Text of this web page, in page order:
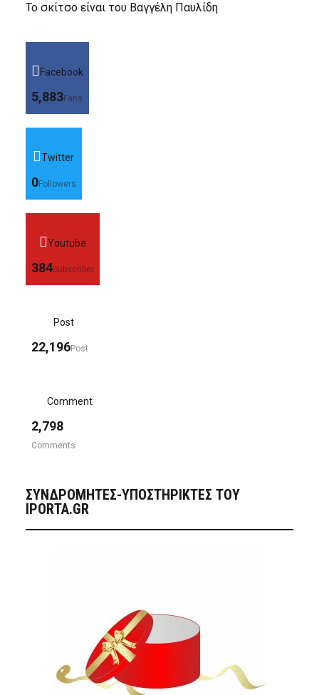
Το σκίτσο είναι του Βαγγέλη Παυλίδη
Facebook
5,883Fans
Twitter
0Followers
Youtube
384Subscriber
Post
22,196Post
Comment
2,798
Comments
ΣΥΝΔΡΟΜΗΤΈΣ-ΥΠΟΣΤΗΡΙΚΤΈΣ ΤΟΥ
IPORTA.GR